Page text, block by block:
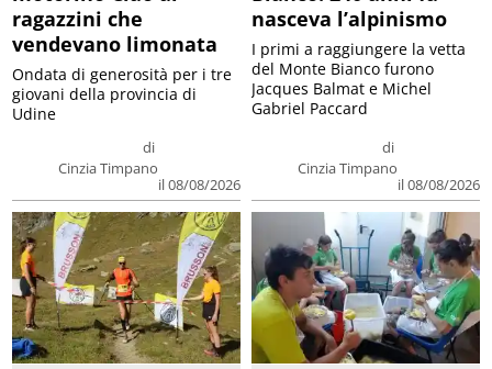
ragazzini che
vendevano limonata
di
Cinzia Timpano
il 08/08/2026
Ondata di generosità per i tre
giovani della provincia di
Udine
nasceva l’alpinismo
di
Cinzia Timpano
il 08/08/2026
I primi a raggiungere la vetta
del Monte Bianco furono
Jacques Balmat e Michel
Gabriel Paccard